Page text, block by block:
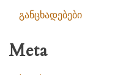
განცხადებები
Meta